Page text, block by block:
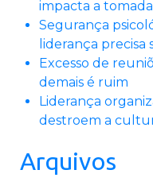
impacta a
Segurança
liderança precisa
Excesso de
demais é ruim
Liderança
destroem a
Arquivos